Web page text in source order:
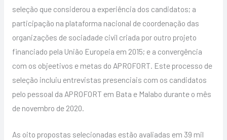
seleção que considerou a experiência dos candidatos; a
participação na plataforma nacional de coordenação das
organizações de sociadade civil criada por outro projeto
financiado pela União Europeia em 2015; e a convergência
com os objeetivos e metas do APROFORT. Este processo de
seleção incluiu entrevistas presenciais com os candidatos
pelo pessoal da APROFORT em Bata e Malabo durante o mês
de novembro de 2020.
As oito propostas selecionadas estão avaliadas em 39 mil